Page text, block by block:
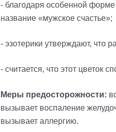
- благодаря особенной
название «мужское счастье»;
- эзотерики утверждают, что
- считается, что этот цветок
Меры предосторожности:
вызывает воспаление
вызывает аллергию.